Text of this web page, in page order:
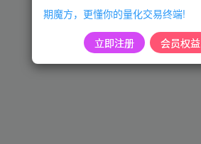
期魔方，更懂你的量化交易终端!
立即注册 会员权益